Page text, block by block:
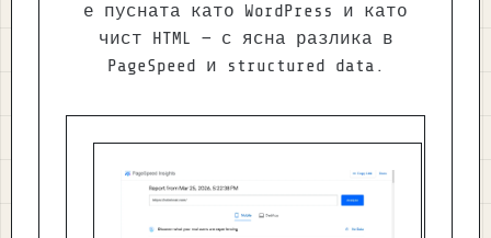
е пусната като WordPress и като
чист HTML — с ясна разлика в
PageSpeed и structured data.